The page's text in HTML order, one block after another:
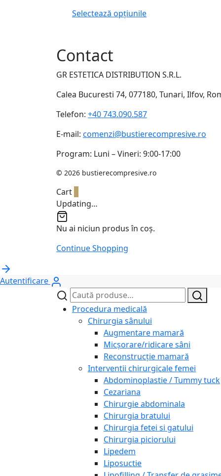
Selectează opțiunile
Contact
GR ESTETICA DISTRIBUTION S.R.L.
Calea Bucuresti 74, 077180, Tunari, Ilfov,
Telefon: +40 743.090.587
E-mail: comenzi@bustierecompresive.ro
Program: Luni – Vineri: 9:00-17:00
© 2026 bustierecompresive.ro
Cart
Updating…
Nu ai niciun produs în coș.
Continue Shopping
Autentificare
Caută
după:
Caută
Procedura medicală
Chirurgia sânului
Augmentare mamară
Micșorare/ridicare sâni
Reconstrucție mamară
Interventii chirurgicale femei
Abdominoplastie / Tummy tuck
Cezariana
Chirurgie abdominala
Chirurgia bratului
Chirurgia fetei si gatului
Chirurgia piciorului
Lipedem
Liposuctie